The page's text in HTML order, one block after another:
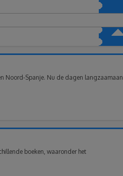
Noord-Spanje. Nu de dagen langzaamaan
boeken, waaronder het